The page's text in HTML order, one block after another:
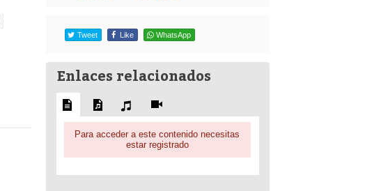
Tweet Like WhatsApp
Enlaces relacionados
Para acceder a este contenido necesitas
estar registrado